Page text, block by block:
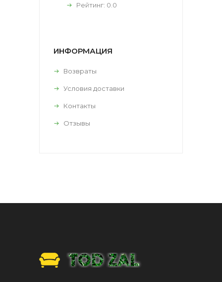
Рейтинг: 0.0
ИНФОРМАЦИЯ
Возвраты
Условия доставки
Контакты
Отзывы